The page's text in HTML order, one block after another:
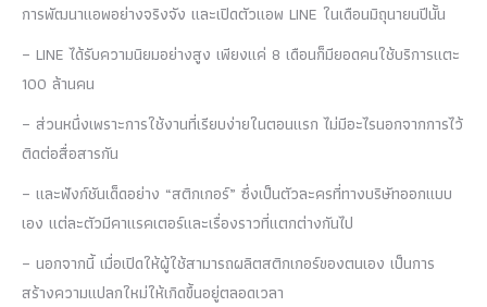
การพัฒนาแอพอย่างจริงจัง และเปิดตัวแอพ LINE ในเดือนมิถุนายนปีนั้น
– LINE ได้รับความนิยมอย่างสูง เพียงแค่ 8 เดือนก็มียอดคนใช้บริการแตะ
100 ล้านคน
– ส่วนหนึ่งเพราะการใช้งานที่เรียบง่ายในตอนแรก ไม่มีอะไรนอกจากการไว้
ติดต่อสื่อสารกัน
– และฟังก์ชันเด็ดอย่าง “สติกเกอร์” ซึ่งเป็นตัวละครที่ทางบริษัทออกแบบ
เอง แต่ละตัวมีคาแรคเตอร์และเรื่องราวที่แตกต่างกันไป
– นอกจากนี้ เมื่อเปิดให้ผู้ใช้สามารถผลิตสติกเกอร์ของตนเอง เป็นการ
สร้างความแปลกใหม่ให้เกิดขึ้นอยู่ตลอดเวลา